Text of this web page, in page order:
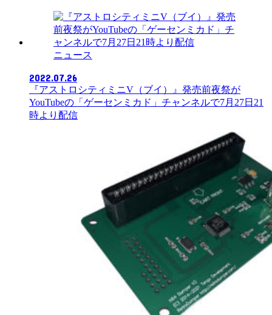
ニュース
2022.07.26
『アストロシティミニV（ブイ）』発売前夜祭が
YouTubeの「ゲーセンミカド」チャンネルで7月27日21
時より配信